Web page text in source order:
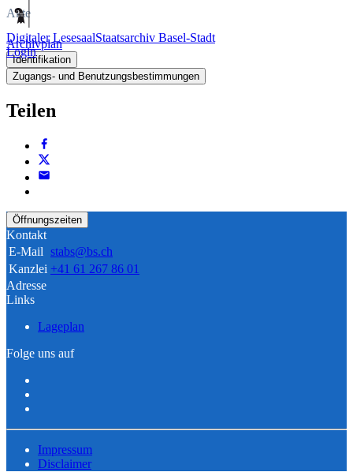
Digitaler LesesaalStaatsarchiv Basel-Stadt
Login
Akte
Archivplan
Identifikation
Zugangs- und Benutzungsbestimmungen
Teilen
Öffnungszeiten
Kontakt
E-Mail stabs@bs.ch
Kanzlei +41 61 267 86 01
Adresse
Links
Lageplan
Folge uns auf
Impressum
Disclaimer